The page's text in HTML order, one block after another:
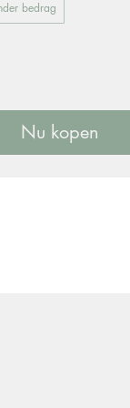
bedrag
Nu kopen